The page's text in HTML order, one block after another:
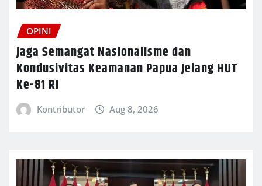
OPINI
Jaga Semangat Nasionalisme dan
Kondusivitas Keamanan Papua Jelang HUT
Ke-81 RI
Kontributor Aug 8, 2026